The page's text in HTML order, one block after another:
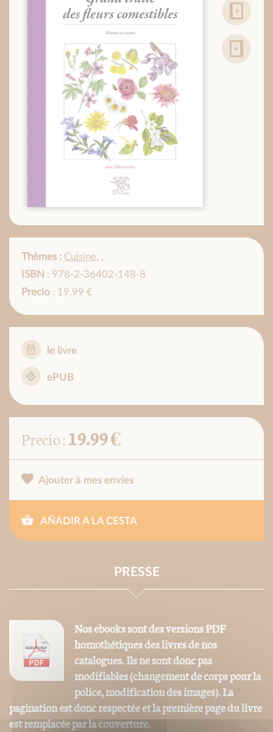
Thèmes : Cuisine, ,
ISBN : 978-2-36402-148-8
Precio : 19.99 €
le livre
ePUB
Precio :19.99 €
Ajouter à mes envies
AÑADIR A LA CESTA
PRESSE
Nos ebooks sont des versions PDF
homothétiques des livres de nos
catalogues. Ils ne sont donc pas
modifiables (changement de corps pour la
police, modification des images). La
pagination est donc respectée et la première page du livre
est remplacée par la couverture.